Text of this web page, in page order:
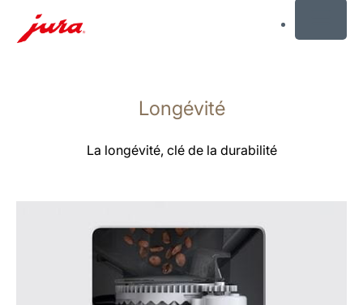
Longévité
La longévité, clé de la durabilité